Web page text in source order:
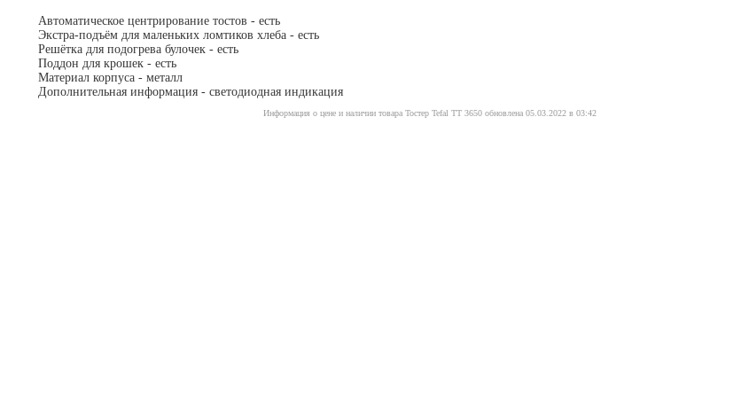
Автоматическое центрирование тостов - есть
Экстра-подъём для маленьких ломтиков хлеба - есть
Решётка для подогрева булочек - есть
Поддон для крошек - есть
Материал корпуса - металл
Дополнительная информация - светодиодная индикация
Информация о цене и наличии товара Тостер Tefal TT 3650 обновлена 05.03.2022 в 03:42